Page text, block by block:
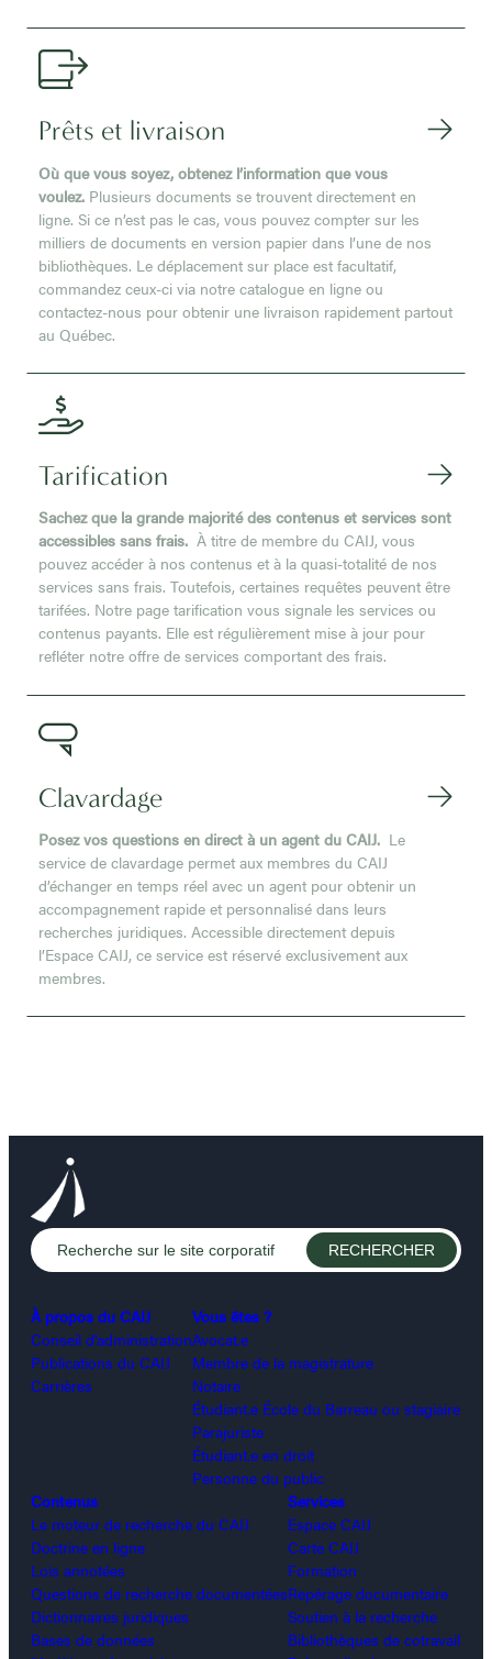
Prêts et livraison
Où que vous soyez, obtenez l’information que vous
voulez. Plusieurs documents se trouvent directement en
ligne. Si ce n’est pas le cas, vous pouvez compter sur les
milliers de documents en version papier dans l’une de nos
bibliothèques. Le déplacement sur place est facultatif,
commandez ceux-ci via notre catalogue en ligne ou
contactez-nous pour obtenir une livraison rapidement partout
au Québec.
Tarification
Sachez que la grande majorité des contenus et services sont
accessibles sans frais. À titre de membre du CAIJ, vous
pouvez accéder à nos contenus et à la quasi-totalité de nos
services sans frais. Toutefois, certaines requêtes peuvent être
tarifées. Notre page tarification vous signale les services ou
contenus payants. Elle est régulièrement mise à jour pour
refléter notre offre de services comportant des frais.
Clavardage
Posez vos questions en direct à un agent du CAIJ. Le
service de clavardage permet aux membres du CAIJ
d’échanger en temps réel avec un agent pour obtenir un
accompagnement rapide et personnalisé dans leurs
recherches juridiques. Accessible directement depuis
l’Espace CAIJ, ce service est réservé exclusivement aux
membres.
À propos du CAIJ
Conseil d’administration
Publications du CAIJ
Carrières
Vous êtes ?
Avocat.e
Membre de la magistrature
Notaire
Étudiant.e École du Barreau ou stagiaire
Parajuriste
Étudiant.e en droit
Personne du public
Contenus
Le moteur de recherche du CAIJ
Doctrine en ligne
Lois annotées
Questions de recherche documentées
Dictionnaires juridiques
Bases de données
Services
Espace CAIJ
Carte CAIJ
Formation
Repérage documentaire
Soutien à la recherche
Bibliothèques de cotravail